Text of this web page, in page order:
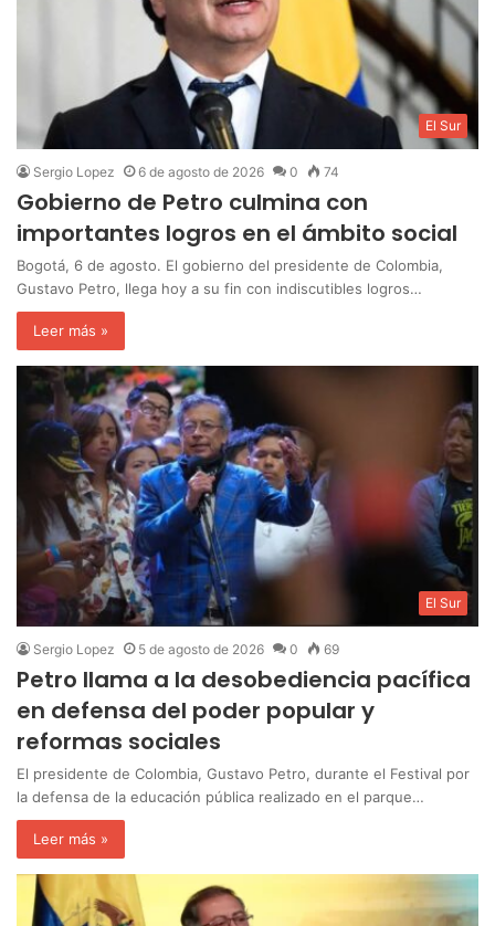
El Sur
Sergio Lopez 6 de agosto de 2026 0 74
Gobierno de Petro culmina con
importantes logros en el ámbito social
Bogotá, 6 de agosto. El gobierno del presidente de Colombia,
Gustavo Petro, llega hoy a su fin con indiscutibles logros…
Leer más »
El Sur
Sergio Lopez 5 de agosto de 2026 0 69
Petro llama a la desobediencia pacífica
en defensa del poder popular y
reformas sociales
‎El presidente de Colombia, Gustavo Petro, durante el Festival por
la defensa de la educación pública realizado en el parque…
Leer más »